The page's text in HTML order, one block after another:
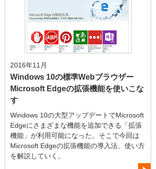
2016年11月
Windows 10の標準Webブラウザー
Microsoft Edgeの拡張機能を使いこな
す
Windows 10の大型アップデートでMicrosoft
Edgeにさまざまな機能を追加できる「拡張
機能」が利用可能になった。そこで今回は
Microsoft Edgeの拡張機能の導入法、使い方
を解説していく。